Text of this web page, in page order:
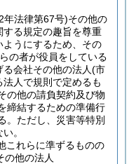
年法律第67号)その他の
る規定の趣旨を尊重
ようにするため、その
の者が役員をしている
会社その他の法人(市
人で規則で定めるも
の他の請負契約及び物
締結するための準備行
。 ただし、災害等特別
。
これらに準ずるものの
の他の法人